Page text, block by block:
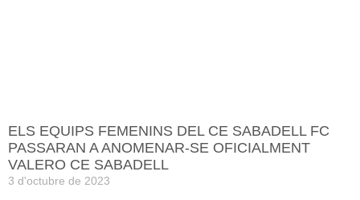
ELS EQUIPS FEMENINS DEL CE SABADELL FC
PASSARAN A ANOMENAR-SE OFICIALMENT
VALERO CE SABADELL
3 d'octubre de 2023